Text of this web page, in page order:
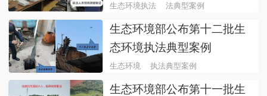
生态环境执法 法典型案例
生态环境部公布第十二批生
态环境执法典型案例
生态环境 执法典型案例
生态环境部公布第十一批生